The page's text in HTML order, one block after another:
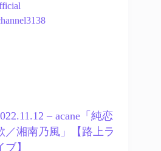
– acane「純恋
／湘南乃風」【路上ラ
ブ】